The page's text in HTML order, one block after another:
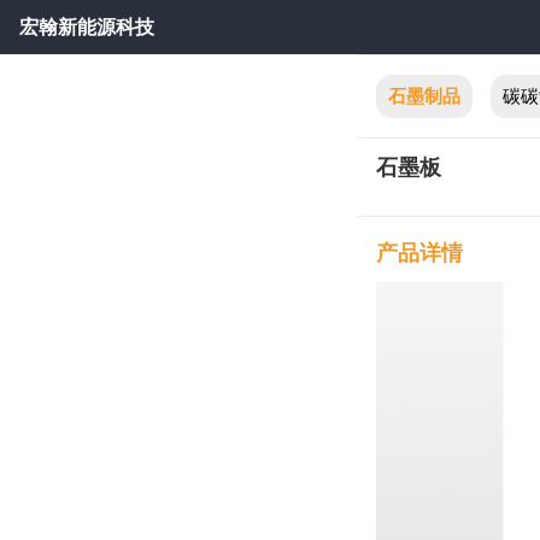
宏翰新能源科技
石墨制品 碳
石墨板
产品详情